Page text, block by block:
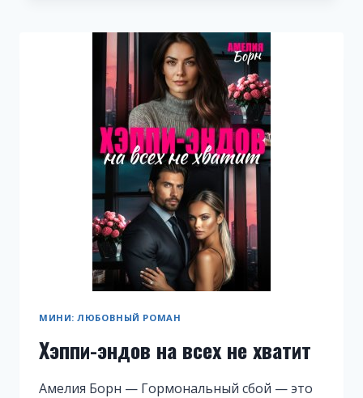
МИНИ: ЛЮБОВНЫЙ РОМАН
Хэппи-эндов на всех не хватит
Амелия Борн — Гормональный сбой — это